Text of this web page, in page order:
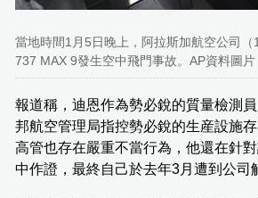
當地時間1月5日晚上，阿拉斯加航空公司
737 MAX 9發生空中飛門事故。AP資料圖片
報道稱，迪恩作為勢必銳的質量檢測
邦航空管理局指控勢必銳的生産設施存
高管也存在嚴重不當行為，他還在針
中作證，最終自己於去年3月遭到公司